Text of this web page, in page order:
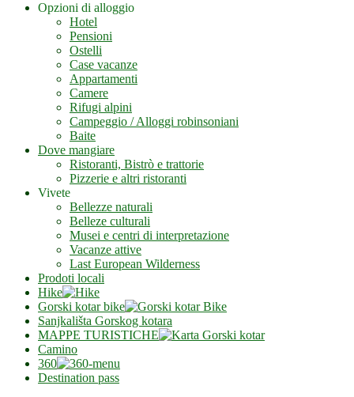
Opzioni di alloggio
Hotel
Pensioni
Ostelli
Case vacanze
Appartamenti
Camere
Rifugi alpini
Campeggio / Alloggi robinsoniani
Baite
Dove mangiare
Ristoranti, Bistrò e trattorie
Pizzerie e altri ristoranti
Vivete
Bellezze naturali
Belleze culturali
Musei e centri di interpretazione
Vacanze attive
Last European Wilderness
Prodoti locali
Hike
Gorski kotar bike
Sanjkališta Gorskog kotara
MAPPE TURISTICHE
Camino
360
Destination pass